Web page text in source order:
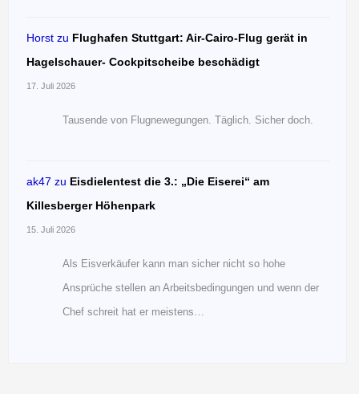
Horst zu Flughafen Stuttgart: Air-Cairo-Flug gerät in
Hagelschauer- Cockpitscheibe beschädigt
17. Juli 2026
Tausende von Flugnewegungen. Täglich. Sicher doch.
ak47 zu Eisdielentest die 3.: „Die Eiserei“ am
Killesberger Höhenpark
15. Juli 2026
Als Eisverkäufer kann man sicher nicht so hohe
Ansprüche stellen an Arbeitsbedingungen und wenn der
Chef schreit hat er meistens…